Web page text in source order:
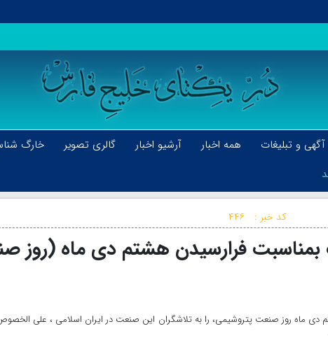
آگهی و تبلیغات همه اخبار آرشیو اخبار گالری تصویر خارگ
کد خبر : ۴۴۶
بمناسبت فرارسیدن هشتم دی ماه (روز
دی ماه روز صنعت پتروشیمی، را به تلاشگران این صنعت در ایران اسلامی ، علی